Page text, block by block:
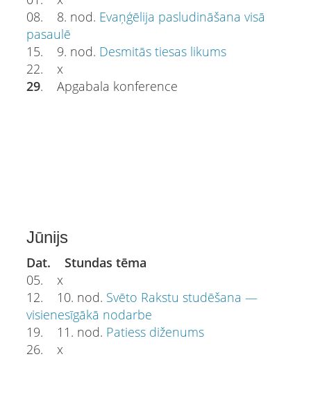
08. 8. nod. Evaņģēlija pasludināšana visā
pasaulē
15. 9. nod. Desmitās tiesas likums
22. x
29. Apgabala konference
Jūnijs
Dat. Stundas tēma
05. x
12. 10. nod. Svēto Rakstu studēšana —
visienesīgākā nodarbe
19. 11. nod. Patiess diženums
26. x